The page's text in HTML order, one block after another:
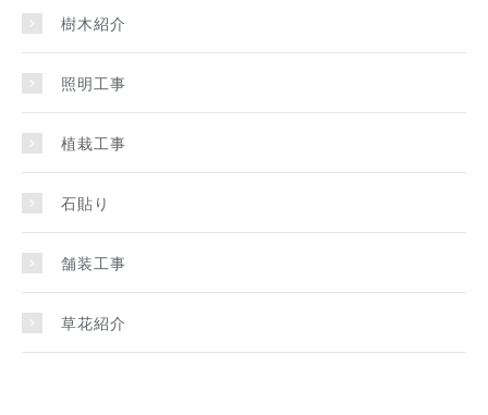
樹木紹介
照明工事
植栽工事
石貼り
舗装工事
草花紹介